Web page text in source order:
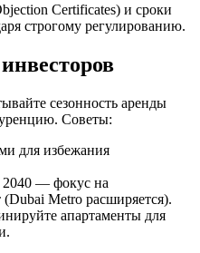
Certificates) и сроки
строгому регулированию.
сезонность аренды
Советы:
для избежания
2040 — фокус на
(Dubai Metro расширяется).
апартаменты для